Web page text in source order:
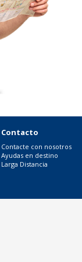
Contacto
Contacte con nosotros
Ayudas en destino
Larga Distancia